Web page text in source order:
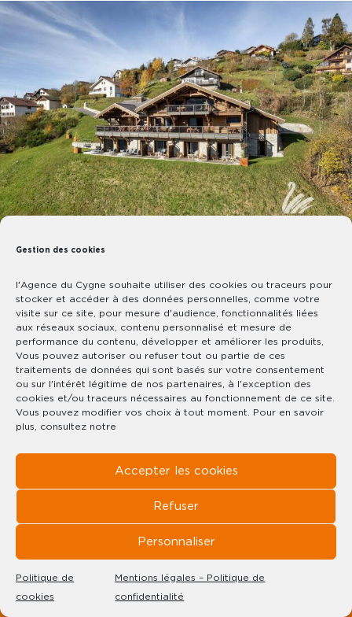
Gestion des cookies
l'Agence du Cygne souhaite utiliser des cookies ou traceurs pour
stocker et accéder à des données personnelles, comme votre
visite sur ce site, pour mesure d'audience, fonctionnalités liées
aux réseaux sociaux, contenu personnalisé et mesure de
performance du contenu, développer et améliorer les produits,
Vous pouvez autoriser ou refuser tout ou partie de ces
traitements de données qui sont basés sur votre consentement
ou sur l'intérêt légitime de nos partenaires, à l'exception des
cookies et/ou traceurs nécessaires au fonctionnement de ce site.
Vous pouvez modifier vos choix à tout moment. Pour en savoir
plus, consultez notre
Accepter les cookies
Refuser
Personnaliser
Politique de
cookies
Mentions légales – Politique de
confidentialité
CE BIEN VOUS INTÉRESSE ?
PROCHE GERARDMER
NC€
480 M²
TERRAIN : 5 752 M²